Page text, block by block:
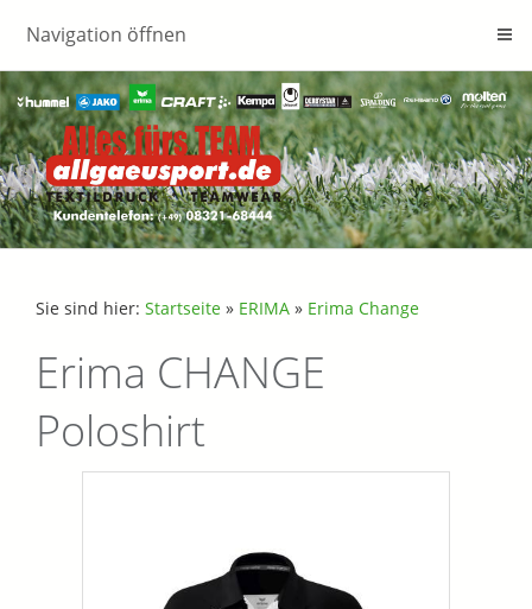
Navigation öffnen
Sie sind hier: Startseite » ERIMA » Erima Change
Erima CHANGE
Poloshirt